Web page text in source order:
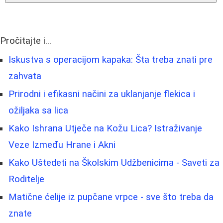
Pročitajte i...
Iskustva s operacijom kapaka: Šta treba znati pre
zahvata
Prirodni i efikasni načini za uklanjanje flekica i
ožiljaka sa lica
Kako Ishrana Utječe na Kožu Lica? Istraživanje
Veze Između Hrane i Akni
Kako Uštedeti na Školskim Udžbenicima - Saveti za
Roditelje
Matične ćelije iz pupčane vrpce - sve što treba da
znate